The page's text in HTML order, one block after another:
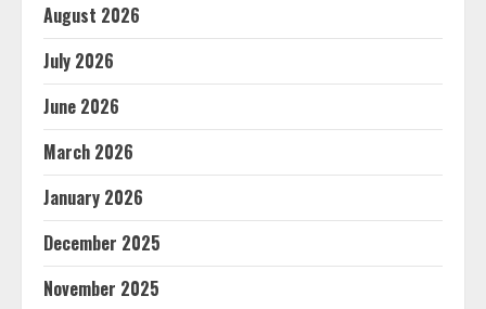
August 2026
July 2026
June 2026
March 2026
January 2026
December 2025
November 2025